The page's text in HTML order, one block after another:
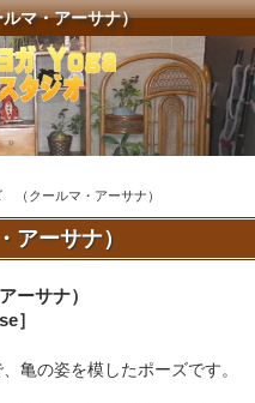
マ・アーサナ）
（クールマ・アーサナ）
ーサナ）
ーサナ）
］
亀の姿を模したポーズです。